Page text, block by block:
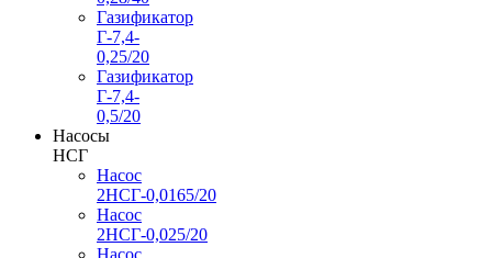
Газификатор
Г-7,4-
0,25/20
Газификатор
Г-7,4-
0,5/20
Насосы
НСГ
Насос
2НСГ-0,0165/20
Насос
2НСГ-0,025/20
Насос